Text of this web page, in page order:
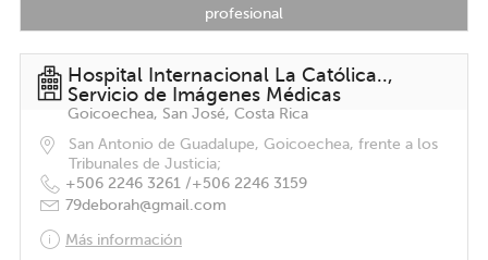
profesional
Hospital Internacional La Católica..,
Servicio de Imágenes Médicas
Goicoechea, San José, Costa Rica
San Antonio de Guadalupe, Goicoechea, frente a los
Tribunales de Justicia;
+506 2246 3261 /+506 2246 3159
79deborah@gmail.com
Más información